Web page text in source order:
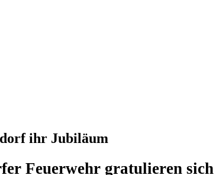
ihr Jubiläum
Feuerwehr gratulieren sich